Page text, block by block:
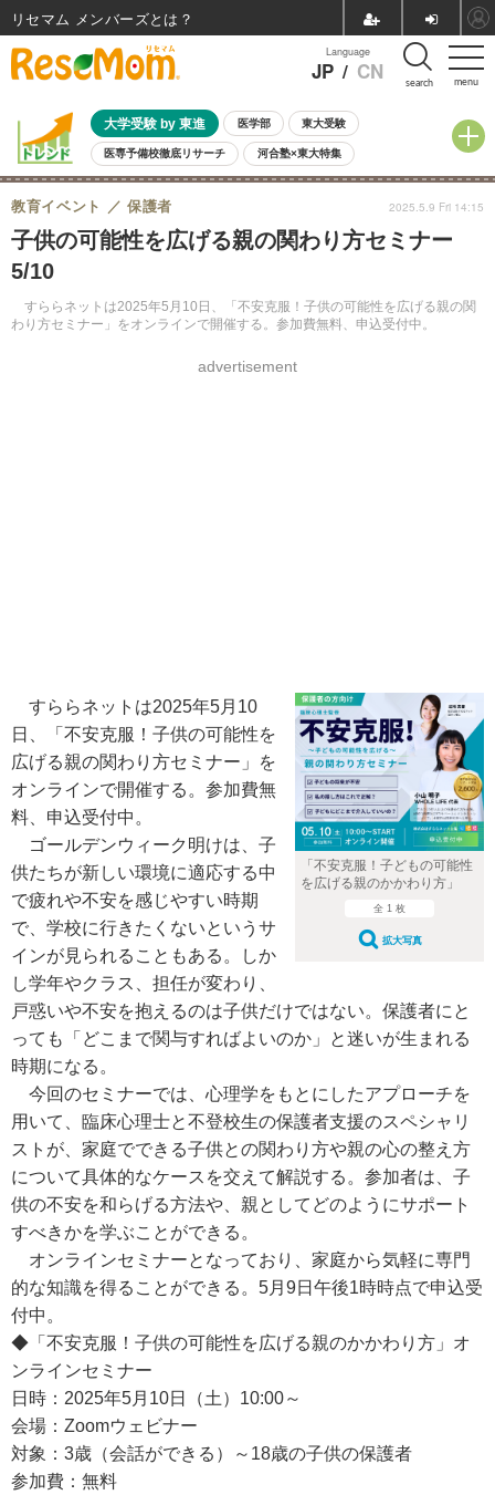
menu
Language
JP / CN search
大学受験 by 東進 医学部 東大受験
医専予備校徹底リサーチ 河合塾×東大特集
親子で考える大学選び 高校受験 中学受験 小学校受験
共通テスト 夏休み
8月開催イベント・WS 全国公立高校 過去問 人気記事
自由研究教材（小学生向け）
子供の可能性を広げる親の関わり方セミナー
5/10
すららネットは2025年5月10日、「不安克服！子供の可能性を広げる親の関
わり方セミナー」をオンラインで開催する。参加費無料、申込受付中。
教育イベント 保護者
advertisement
2025.5.9 Fri 14:15
「不安克服！子どもの可能性
を広げる親のかかわり方」
全 1 枚
拡大写真
すららネットは2025年5月10
日、「不安克服！子供の可能性を
広げる親の関わり方セミナー」を
オンラインで開催する。参加費無
料、申込受付中。
ゴールデンウィーク明けは、子
供たちが新しい環境に適応する中
で疲れや不安を感じやすい時期
で、学校に行きたくないというサ
インが見られることもある。しか
し学年やクラス、担任が変わり、
戸惑いや不安を抱えるのは子供だけではない。保護者にと
っても「どこまで関与すればよいのか」と迷いが生まれる
時期になる。
今回のセミナーでは、心理学をもとにしたアプローチを
用いて、臨床心理士と不登校生の保護者支援のスペシャリ
ストが、家庭でできる子供との関わり方や親の心の整え方
について具体的なケースを交えて解説する。参加者は、子
供の不安を和らげる方法や、親としてどのようにサポート
すべきかを学ぶことができる。
オンラインセミナーとなっており、家庭から気軽に専門
的な知識を得ることができる。5月9日午後1時時点で申込受
付中。
◆「不安克服！子供の可能性を広げる親のかかわり方」オ
ンラインセミナー
日時：2025年5月10日（土）10:00～
会場：Zoomウェビナー
対象：3歳（会話ができる）～18歳の子供の保護者
参加費：無料
リセマム メンバーズ